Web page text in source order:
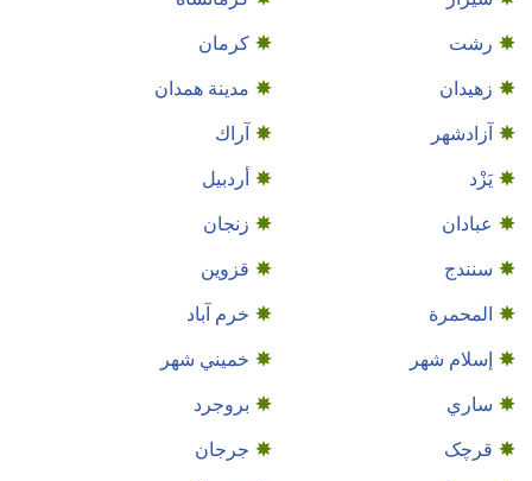
رشت
كرمان
زهيدان
مدينة همدان
آزادشهر
آراك
يَزْد
أردبيل
عبادان
زنجان
سنندج
قزوين
المحمرة
خرم آباد
إسلام شهر
خميني شهر
ساري
بروجرد
قرچک
جرجان